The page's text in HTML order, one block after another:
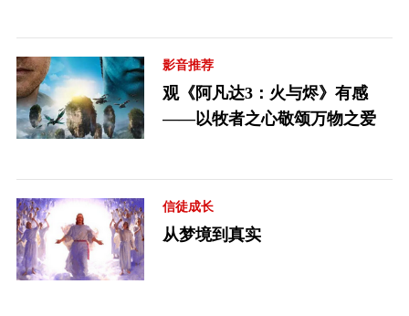
影音推荐
观《阿凡达3：火与烬》有感
——以牧者之心敬颂万物之爱
信徒成长
从梦境到真实